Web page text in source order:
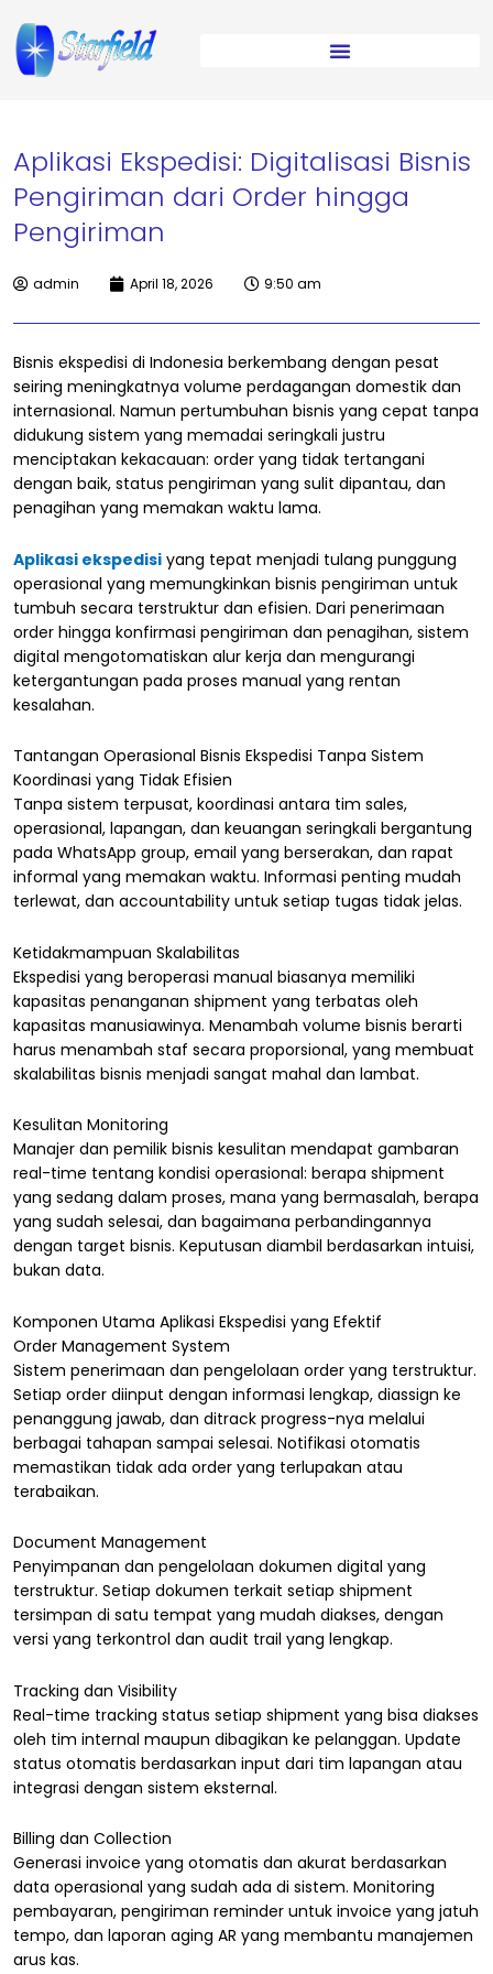
Aplikasi Ekspedisi: Digitalisasi Bisnis
Pengiriman dari Order hingga
Pengiriman
admin April 18, 2026 9:50 am
Bisnis ekspedisi di Indonesia berkembang dengan pesat
seiring meningkatnya volume perdagangan domestik dan
internasional. Namun pertumbuhan bisnis yang cepat tanpa
didukung sistem yang memadai seringkali justru
menciptakan kekacauan: order yang tidak tertangani
dengan baik, status pengiriman yang sulit dipantau, dan
penagihan yang memakan waktu lama.
Aplikasi ekspedisi yang tepat menjadi tulang punggung
operasional yang memungkinkan bisnis pengiriman untuk
tumbuh secara terstruktur dan efisien. Dari penerimaan
order hingga konfirmasi pengiriman dan penagihan, sistem
digital mengotomatiskan alur kerja dan mengurangi
ketergantungan pada proses manual yang rentan
kesalahan.
Tantangan Operasional Bisnis Ekspedisi Tanpa Sistem
Koordinasi yang Tidak Efisien
Tanpa sistem terpusat, koordinasi antara tim sales,
operasional, lapangan, dan keuangan seringkali bergantung
pada WhatsApp group, email yang berserakan, dan rapat
informal yang memakan waktu. Informasi penting mudah
terlewat, dan accountability untuk setiap tugas tidak jelas.
Ketidakmampuan Skalabilitas
Ekspedisi yang beroperasi manual biasanya memiliki
kapasitas penanganan shipment yang terbatas oleh
kapasitas manusiawinya. Menambah volume bisnis berarti
harus menambah staf secara proporsional, yang membuat
skalabilitas bisnis menjadi sangat mahal dan lambat.
Kesulitan Monitoring
Manajer dan pemilik bisnis kesulitan mendapat gambaran
real-time tentang kondisi operasional: berapa shipment
yang sedang dalam proses, mana yang bermasalah, berapa
yang sudah selesai, dan bagaimana perbandingannya
dengan target bisnis. Keputusan diambil berdasarkan intuisi,
bukan data.
Komponen Utama Aplikasi Ekspedisi yang Efektif
Order Management System
Sistem penerimaan dan pengelolaan order yang terstruktur.
Setiap order diinput dengan informasi lengkap, diassign ke
penanggung jawab, dan ditrack progress-nya melalui
berbagai tahapan sampai selesai. Notifikasi otomatis
memastikan tidak ada order yang terlupakan atau
terabaikan.
Document Management
Penyimpanan dan pengelolaan dokumen digital yang
terstruktur. Setiap dokumen terkait setiap shipment
tersimpan di satu tempat yang mudah diakses, dengan
versi yang terkontrol dan audit trail yang lengkap.
Tracking dan Visibility
Real-time tracking status setiap shipment yang bisa diakses
oleh tim internal maupun dibagikan ke pelanggan. Update
status otomatis berdasarkan input dari tim lapangan atau
integrasi dengan sistem eksternal.
Billing dan Collection
Generasi invoice yang otomatis dan akurat berdasarkan
data operasional yang sudah ada di sistem. Monitoring
pembayaran, pengiriman reminder untuk invoice yang jatuh
tempo, dan laporan aging AR yang membantu manajemen
arus kas.